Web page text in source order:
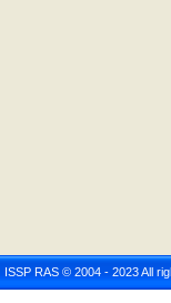
ISSP RAS © 2004 - 2023 All